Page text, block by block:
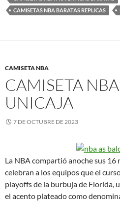
CAMISETAS NBA BARATAS REPLICAS
CAMISETA NBA
CAMISETA
UNICAJA
7 DE OCTUBRE DE 2023
La NBA compartió anoche sus 16
celebran a los equipos que el
playoffs de la burbuja de Florida,
el acento plateado como